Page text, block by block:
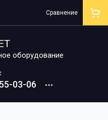
оборудование
03-06
Сравнение